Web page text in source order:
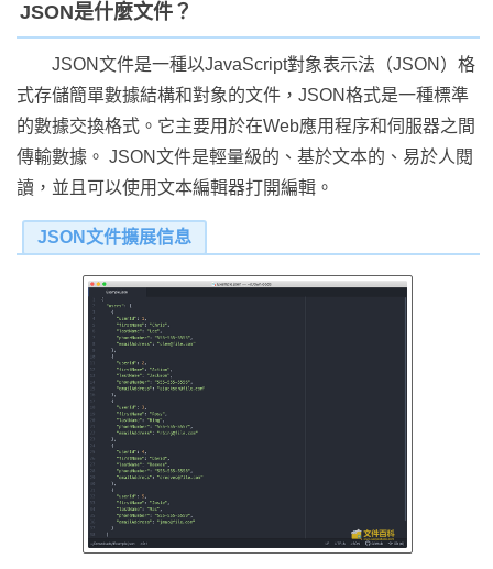
JSON是什麼文件？
JSON文件是一種以JavaScript對象表示法（JSON）格
式存儲簡單數據結構和對象的文件，JSON格式是一種標準
的數據交換格式。它主要用於在Web應用程序和伺服器之間
傳輸數據。 JSON文件是輕量級的、基於文本的、易於人閱
讀，並且可以使用文本編輯器打開編輯。
JSON文件擴展信息